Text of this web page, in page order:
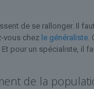
de se rallonger. Il
vous chez le généraliste.
Et pour un spécialiste, il
de la